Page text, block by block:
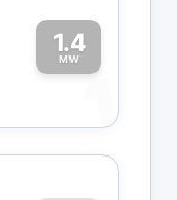
1.4
MW
1